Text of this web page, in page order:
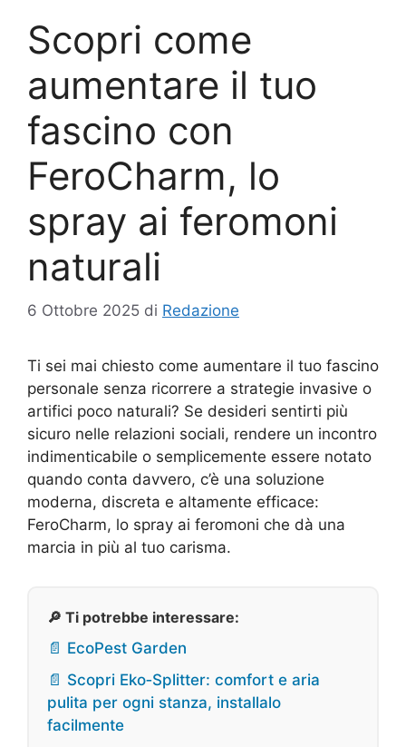
Scopri come
aumentare il tuo
fascino con
FeroCharm, lo
spray ai feromoni
naturali
6 Ottobre 2025 di Redazione
Ti sei mai chiesto come aumentare il tuo fascino
personale senza ricorrere a strategie invasive o
artifici poco naturali? Se desideri sentirti più
sicuro nelle relazioni sociali, rendere un incontro
indimenticabile o semplicemente essere notato
quando conta davvero, c’è una soluzione
moderna, discreta e altamente efficace:
FeroCharm, lo spray ai feromoni che dà una
marcia in più al tuo carisma.
🔎 Ti potrebbe interessare:
📄 EcoPest Garden
📄 Scopri Eko‑Splitter: comfort e aria
pulita per ogni stanza, installalo
facilmente